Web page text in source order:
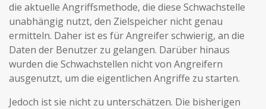
die aktuelle Angriffsmethode, die diese Schwachstelle
unabhängig nutzt, den Zielspeicher nicht genau
ermitteln. Daher ist es für Angreifer schwierig, an die
Daten der Benutzer zu gelangen. Darüber hinaus
wurden die Schwachstellen nicht von Angreifern
ausgenutzt, um die eigentlichen Angriffe zu starten.
Jedoch ist sie nicht zu unterschätzen. Die bisherigen